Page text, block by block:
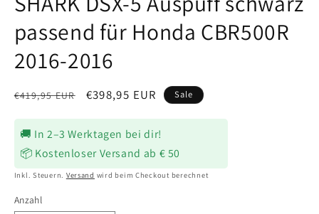
passend für Honda CBR500R
2016-2016
Normaler
€419,95 EUR Verkaufspreis
€398,95 EUR Sale
🚚 In 2–3 Werktagen bei dir!
📦 Kostenloser Versand ab € 50
Inkl. Steuern. Versand wird beim Checkout berechnet
Anzahl